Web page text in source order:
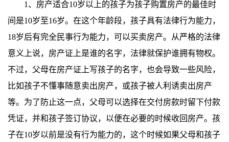
1、房产适合10岁以上的孩子为孩子购置房产的最佳时
间是10岁至16岁。在这个年龄段，孩子具有法律行为能力，
18岁后有完全民事行为能力，可以买卖房产。从严格的法律
意义上说，房产证上是谁的名字，法律就保护谁拥有物权。
不过，父母在房产证上写孩子的名字，也会导致一些风险，
比如孩子不懂事随意卖出房产，或孩子被人利诱卖出房产
等。为了防止这一点，父母可以选择在交付房款时留下付款
凭证，并和孩子签订协议，以便在必要的时候收回房产。孩
子在10岁以前是没有行为能力的，这个时候如果父母和孩子